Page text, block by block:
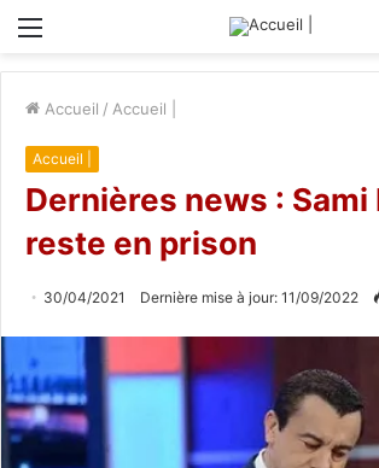
Menu
Accueil / Accueil |
Accueil |
Dernières news : Sami
reste en prison
30/04/2021 Dernière mise à jour: 11/09/2022